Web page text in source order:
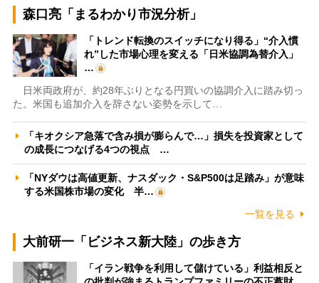
森口亮「まるわかり市況分析」
「トレンド転換のスイッチになり得る」“介入慣
れ”した市場心理を変える「日米協調為替介入」
…
日米両政府が、約28年ぶりとなる円買いの協調介入に踏み切っ
た。米国も追加介入を辞さない姿勢を示して…
「キオクシア急落で含み損が膨らんで…」損失を投資家として
の成長につなげる4つの視点 …
「NYダウは高値更新、ナスダック・S&P500は足踏み」が意味
する米国株市場の変化 半…
一覧を見る
大前研一「ビジネス新大陸」の歩き方
「イラン戦争を利用して儲けている」利益相反と